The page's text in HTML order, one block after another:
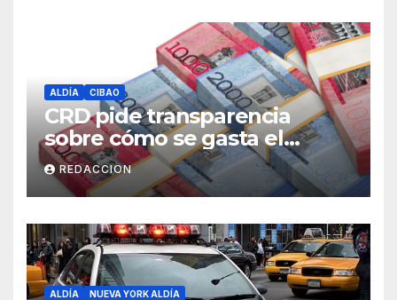
ALDÍA CIBAO
CRD pide transparencia
sobre cómo se gasta el
dinero del Seguro Familiar de
Salud
REDACCION
ALDÍA NUEVA YORK ALDÍA